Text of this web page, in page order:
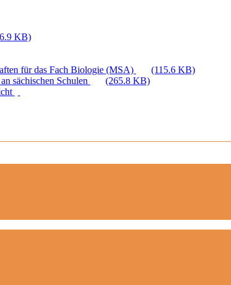
KB)
für das Fach Biologie (MSA)
(115.6 KB)
sächischen Schulen
(265.8 KB)